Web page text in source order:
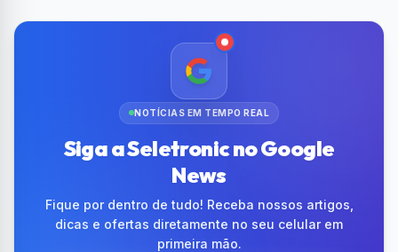
NOTÍCIAS EM TEMPO REAL
Siga a Seletronic no Google
News
Fique por dentro de tudo! Receba nossos artigos,
dicas e ofertas diretamente no seu celular em
primeira mão.